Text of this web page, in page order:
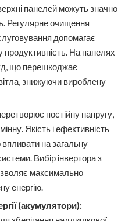
панелей можуть значно
Регулярне очищення
допомагає
На панелях
що перешкоджає
знижуючи вироблену
постійну напругу,
Якість і ефективність
на загальну
Вибір інвертора з
максимально
енергію.
(акумулятори):